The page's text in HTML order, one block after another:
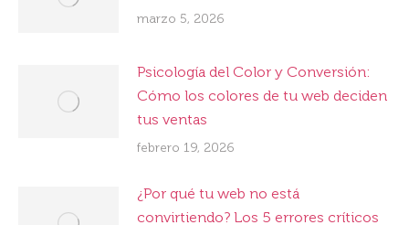
marzo 5, 2026
Psicología del Color y Conversión:
Cómo los colores de tu web deciden
tus ventas
febrero 19, 2026
¿Por qué tu web no está
convirtiendo? Los 5 errores críticos